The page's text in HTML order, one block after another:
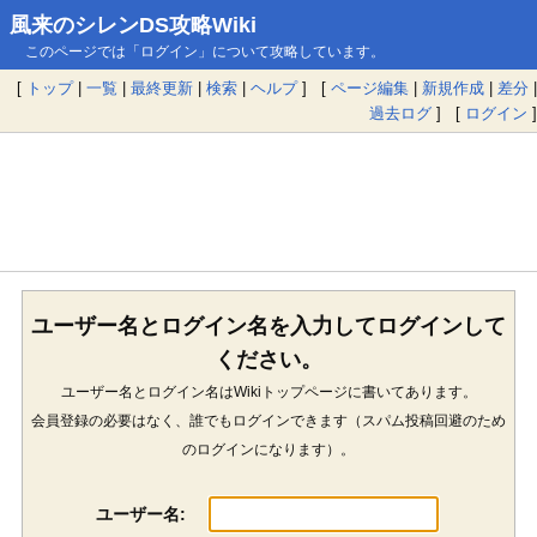
風来のシレンDS攻略Wiki
このページでは「ログイン」について攻略しています。
[ トップ| 一覧 | 最終更新 | 検索 | ヘルプ] [ ページ編集 | 新規作成 | 差分 |
過去ログ ] [ ログイン ]
ユーザー名とログイン名を入力してログインして
ください。
ユーザー名とログイン名はWikiトップページに書いてあります。
会員登録の必要はなく、誰でもログインできます（スパム投稿回避のため
のログインになります）。
ユーザー名: